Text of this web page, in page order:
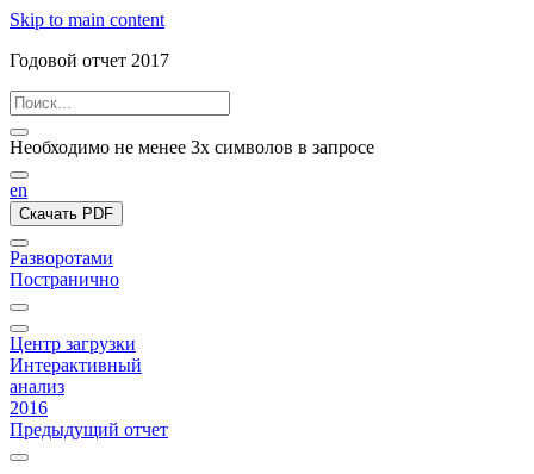
Skip to main content
Годовой отчет 2017
Необходимо не менее 3х символов в запросе
en
Скачать PDF
Разворотами
Постранично
Центр загрузки
Интерактивный
анализ
2016
Предыдущий отчет